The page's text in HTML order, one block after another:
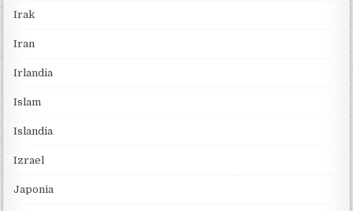
Irak
Iran
Irlandia
Islam
Islandia
Izrael
Japonia